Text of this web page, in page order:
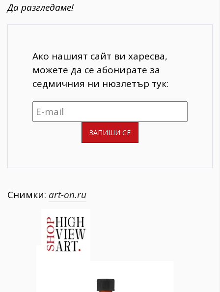
Да разгледаме!
Ако нашият сайт ви харесва,
можете да се абонирате за
седмичния ни нюзлетър тук:
Снимки: art-on.ru